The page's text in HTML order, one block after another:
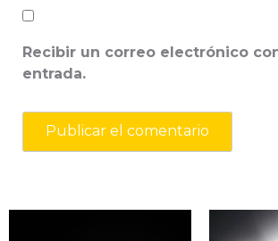
Recibir un correo electrónico
entrada.